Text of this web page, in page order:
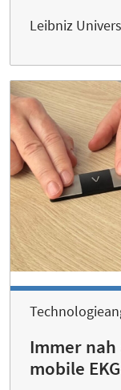
Leibniz
Immer nah
mobile